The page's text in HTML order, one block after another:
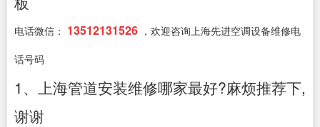
电话微信： 13512131526 ，欢迎咨询上海先进空调设备维修电
话号码
1、上海管道安装维修哪家最好?麻烦推荐下,
谢谢